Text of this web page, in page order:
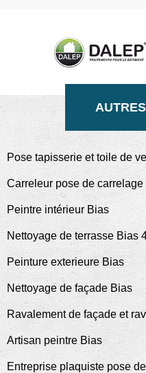
Pose tapisserie et toile de
Carreleur pose de carrelage
Peintre intérieur Bias
Nettoyage de terrasse Bias
Peinture exterieure Bias
Nettoyage de façade Bias
Ravalement de façade et
Artisan peintre Bias
Entreprise plaquiste pose